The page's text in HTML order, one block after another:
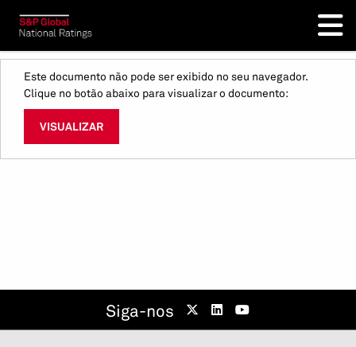
Este documento não pode ser exibido no seu navegador.
Clique no botão abaixo para visualizar o documento:
VISUALIZAR
Siga-nos